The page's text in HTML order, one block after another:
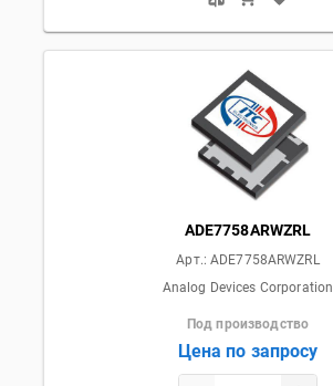
ADE7758ARWZRL
Арт.:ADE7758ARWZRL
Analog Devices Corporation
Под производство
Цена по запросу